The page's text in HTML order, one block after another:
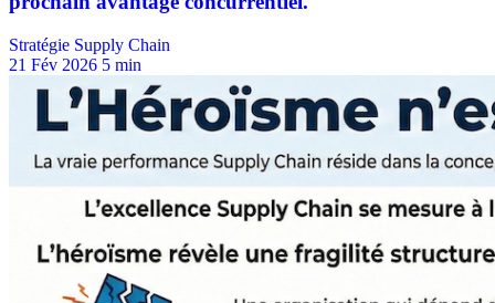
Stratégie Supply Chain
21 Fév 2026 5 min